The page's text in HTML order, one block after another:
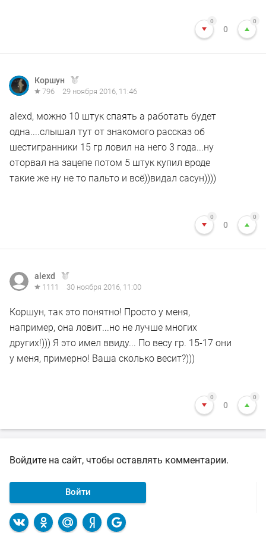
0
0
0
Коршун
796 29 ноября 2016, 11:46
alexd, можно 10 штук спаять а работать будет
одна....слышал тут от знакомого рассказ об
шестигранники 15 гр ловил на него 3 года...ну
оторвал на зацепе потом 5 штук купил вроде
такие же ну не то пальто и всё))видал сасун))))
0
0
0
alexd
1111 30 ноября 2016, 11:00
Коршун, так это понятно! Просто у меня,
например, она ловит...но не лучше многих
других!))) Я это имел ввиду... По весу гр. 15-17 они
у меня, примерно! Ваша сколько весит?)))
0
0
0
Войдите на сайт, чтобы оставлять комментарии.
Войти